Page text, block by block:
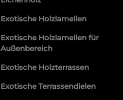
Exotische Holzlamellen
Exotische Holzlamellen für
Außenbereich
Exotische Holzterrassen
Exotische Terrassendielen